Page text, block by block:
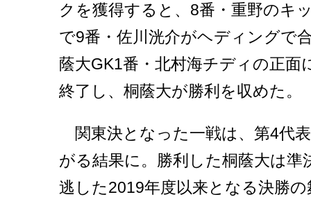
クを獲得すると、8番・重野のキ
で9番・佐川洸介がヘディングで
蔭大GK1番・北村海チディの正面
終了し、桐蔭大が勝利を収めた。
関東決となった一戦は、第4代
がる結果に。勝利した桐蔭大は準
逃した2019年度以来となる決勝